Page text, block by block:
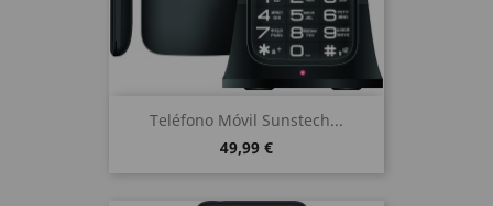
Teléfono Móvil Sunstech...
49,99 €